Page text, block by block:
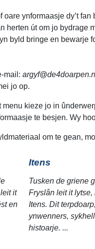
oare ynformaasje dy’t
herten út om jo bydrage
byld bringe en bewarje
mail:
jo op.
kieze jo in
te besjen. Wy
om te gean,
it
en
Itens
Tusken de griene
Fryslân leit it
Itens. Dit
ynwenners,
histoarje. ...